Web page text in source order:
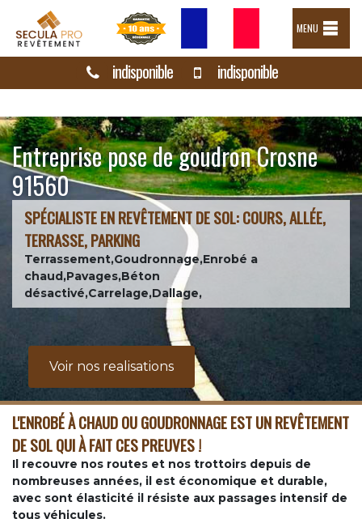
MENU
indisponible indisponible
Entreprise pose de goudron Crosne
91560
SPÉCIALISTE EN REVÊTEMENT DE SOL: COURS, ALLÉE,
TERRASSE, PARKING
Terrassement,Goudronnage,Enrobé a
chaud,Pavages,Béton
désactivé,Carrelage,Dallage,
Voir nos realisations
L'ENROBÉ À CHAUD OU GOUDRONNAGE EST UN REVÊTEMENT
DE SOL QUI À FAIT CES PREUVES !
Il recouvre nos routes et nos trottoirs depuis de
nombreuses années, il est économique et durable,
avec sont élasticité il résiste aux passages intensif de
tous véhicules.